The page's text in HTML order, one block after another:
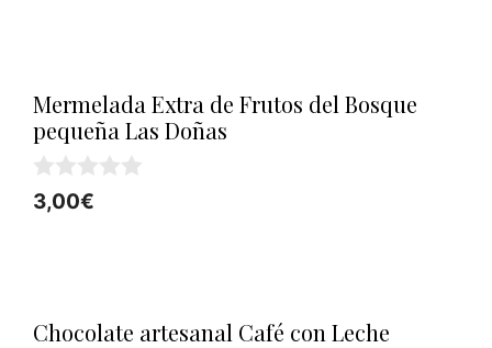
Mermelada Extra de Frutos del Bosque
pequeña Las Doñas
0
d
3,00€
Chocolate artesanal Café con Leche